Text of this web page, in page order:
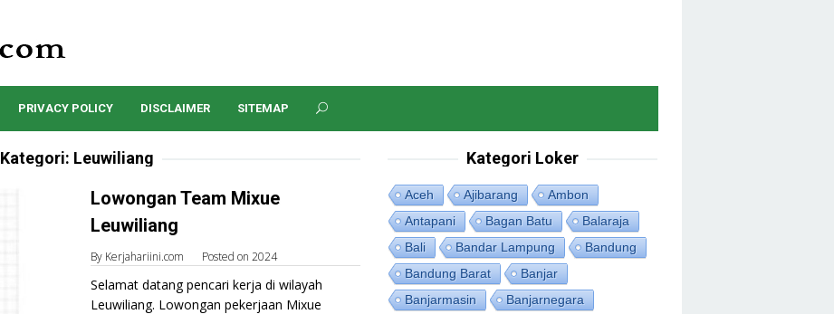
PRIVACY POLICY DISCLAIMER SITEMAP
Kategori: Leuwiliang
Lowongan Team Mixue
Leuwiliang
By Kerjahariini.com Posted on 2024
Selamat datang pencari kerja di wilayah
Leuwiliang. Lowongan pekerjaan Mixue
Kategori Loker
Aceh Ajibarang
Ambon
Antapani
Bagan Batu
Balaraja
Bali
Bandar Lampung
Bandung
Bandung Barat
Banjar
Banjarmasin
Banjarnegara